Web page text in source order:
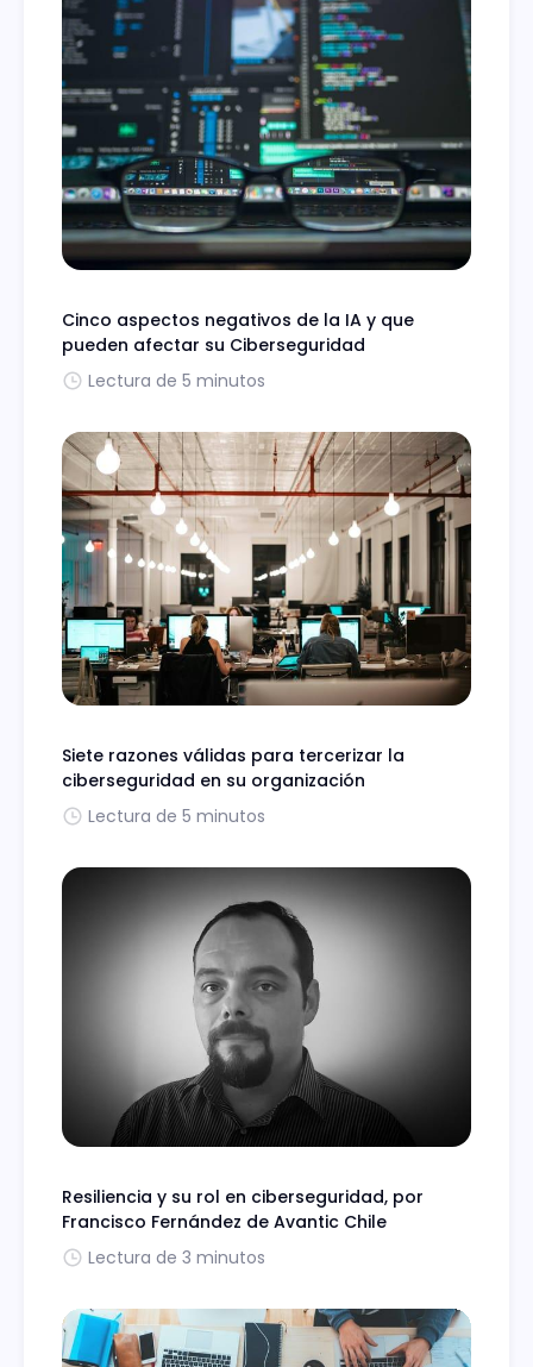
Cinco aspectos negativos de la IA y que
pueden afectar su Ciberseguridad
Lectura de 5 minutos
Siete razones válidas para tercerizar la
ciberseguridad en su organización
Lectura de 5 minutos
Resiliencia y su rol en ciberseguridad, por
Francisco Fernández de Avantic Chile
Lectura de 3 minutos